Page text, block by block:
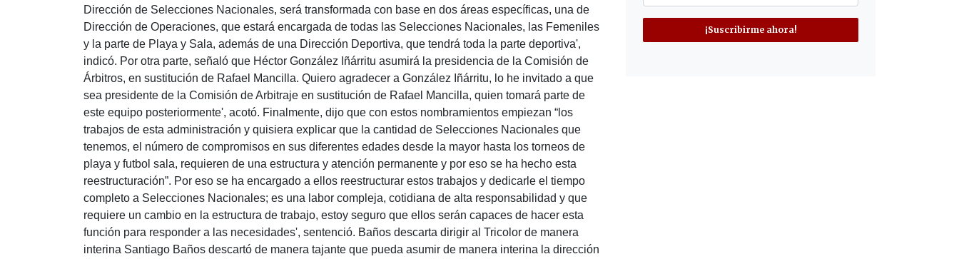
Dirección de Selecciones Nacionales, será transformada con base en dos áreas específicas, una de
Dirección de Operaciones, que estará encargada de todas las Selecciones Nacionales, las Femeniles
y la parte de Playa y Sala, además de una Dirección Deportiva, que tendrá toda la parte deportiva',
indicó. Por otra parte, señaló que Héctor González Iñárritu asumirá la presidencia de la Comisión de
Árbitros, en sustitución de Rafael Mancilla. Quiero agradecer a González Iñárritu, lo he invitado a que
sea presidente de la Comisión de Arbitraje en sustitución de Rafael Mancilla, quien tomará parte de
este equipo posteriormente', acotó. Finalmente, dijo que con estos nombramientos empiezan “los
trabajos de esta administración y quisiera explicar que la cantidad de Selecciones Nacionales que
tenemos, el número de compromisos en sus diferentes edades desde la mayor hasta los torneos de
playa y futbol sala, requieren de una estructura y atención permanente y por eso se ha hecho esta
reestructuración”. Por eso se ha encargado a ellos reestructurar estos trabajos y dedicarle el tiempo
completo a Selecciones Nacionales; es una labor compleja, cotidiana de alta responsabilidad y que
requiere un cambio en la estructura de trabajo, estoy seguro que ellos serán capaces de hacer esta
función para responder a las necesidades', sentenció. Baños descarta dirigir al Tricolor de manera
interina Santiago Baños descartó de manera tajante que pueda asumir de manera interina la dirección
¡Suscribirme ahora!